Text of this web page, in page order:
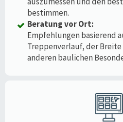
bestimmen.
Beratung vor Ort:
Empfehlungen basierend
Treppenverlauf, der
anderen baulichen